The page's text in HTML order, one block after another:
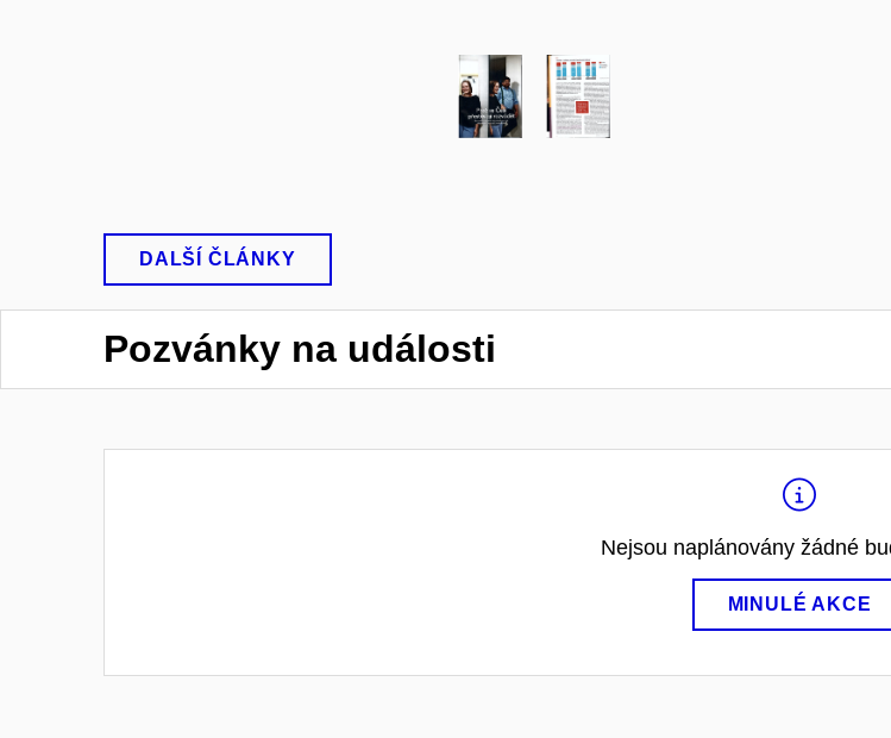
DALŠÍ ČLÁNKY
Pozvánky na události
Nejsou naplánovány žádné
MINULÉ AKCE